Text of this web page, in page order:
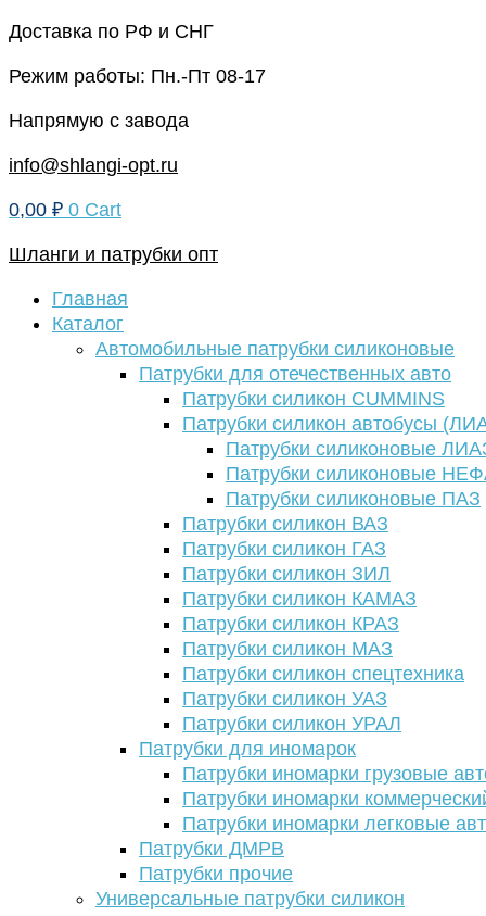
Перейти
содержимому
Доставка по РФ и СНГ
Режим работы: Пн.-Пт 08-17
Напрямую с завода
info@shlangi-opt.ru
0,00 ₽ 0 Cart
Шланги и патрубки опт
Главная
Каталог
Автомобильные патрубки силиконовые
Патрубки для отечественных авто
Патрубки силикон CUMMINS
Патрубки силикон автобусы
Патрубки силиконовые
Патрубки силиконовые
Патрубки силиконовые ПАЗ
Патрубки силикон ВАЗ
Патрубки силикон ГАЗ
Патрубки силикон ЗИЛ
Патрубки силикон КАМАЗ
Патрубки силикон КРАЗ
Патрубки силикон МАЗ
Патрубки силикон спецтехника
Патрубки силикон УАЗ
Патрубки силикон УРАЛ
Патрубки для иномарок
Патрубки иномарки грузовые
Патрубки иномарки
Патрубки иномарки легковые
Патрубки ДМРВ
Патрубки прочие
Универсальные патрубки силикон